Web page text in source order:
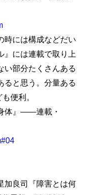
時には構成などだい
』には連載で取り上
い部分たくさんある
ると思う。分量ある
便利。
体』――連載・
良司『障害とは何